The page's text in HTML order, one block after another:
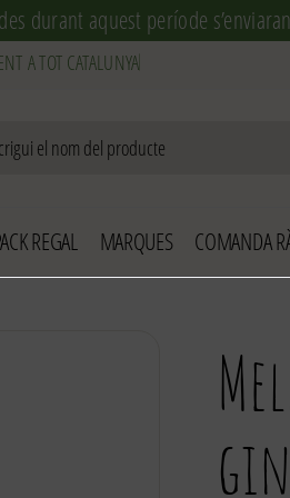
durant aquest període
REGAL MARQUES COMANDA